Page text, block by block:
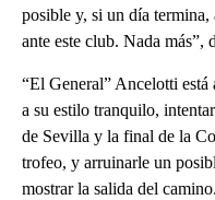
posible y, si un día termina,
ante este club. Nada más”,
“El General” Ancelotti
a su estilo tranquilo,
de Sevilla y la final de la
trofeo, y arruinarle un
mostrar la salida del camino.